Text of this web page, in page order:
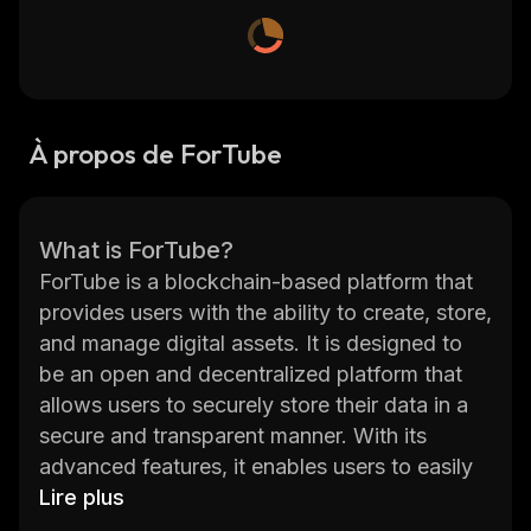
À propos de ForTube
What is ForTube?
ForTube is a blockchain-based platform that
provides users with the ability to create, store,
and manage digital assets. It is designed to
be an open and decentralized platform that
allows users to securely store their data in a
secure and transparent manner. With its
advanced features, it enables users to easily
access and transfer their digital assets
Lire plus